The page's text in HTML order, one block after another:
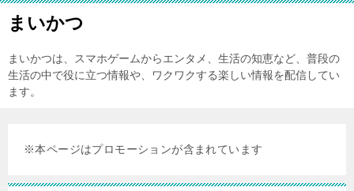
まいかつ
まいかつは、スマホゲームからエンタメ、生活の知恵など、普段の
生活の中で役に立つ情報や、ワクワクする楽しい情報を配信してい
ます。
※本ページはプロモーションが含まれています